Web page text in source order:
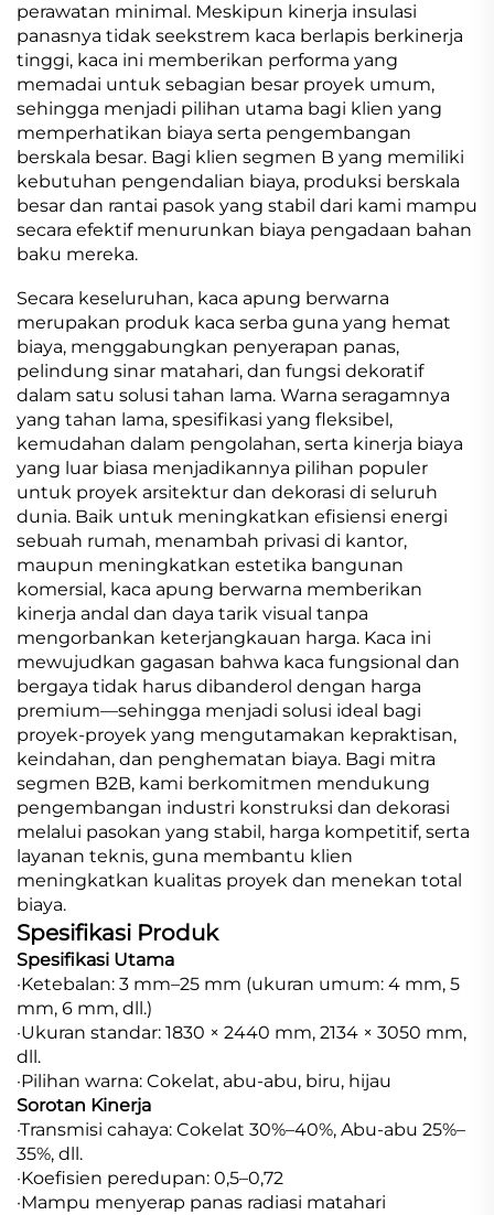
perawatan minimal. Meskipun kinerja insulasi
panasnya tidak seekstrem kaca berlapis berkinerja
tinggi, kaca ini memberikan performa yang
memadai untuk sebagian besar proyek umum,
sehingga menjadi pilihan utama bagi klien yang
memperhatikan biaya serta pengembangan
berskala besar. Bagi klien segmen B yang memiliki
kebutuhan pengendalian biaya, produksi berskala
besar dan rantai pasok yang stabil dari kami mampu
secara efektif menurunkan biaya pengadaan bahan
baku mereka.
Secara keseluruhan, kaca apung berwarna
merupakan produk kaca serba guna yang hemat
biaya, menggabungkan penyerapan panas,
pelindung sinar matahari, dan fungsi dekoratif
dalam satu solusi tahan lama. Warna seragamnya
yang tahan lama, spesifikasi yang fleksibel,
kemudahan dalam pengolahan, serta kinerja biaya
yang luar biasa menjadikannya pilihan populer
untuk proyek arsitektur dan dekorasi di seluruh
dunia. Baik untuk meningkatkan efisiensi energi
sebuah rumah, menambah privasi di kantor,
maupun meningkatkan estetika bangunan
komersial, kaca apung berwarna memberikan
kinerja andal dan daya tarik visual tanpa
mengorbankan keterjangkauan harga. Kaca ini
mewujudkan gagasan bahwa kaca fungsional dan
bergaya tidak harus dibanderol dengan harga
premium—sehingga menjadi solusi ideal bagi
proyek-proyek yang mengutamakan kepraktisan,
keindahan, dan penghematan biaya. Bagi mitra
segmen B2B, kami berkomitmen mendukung
pengembangan industri konstruksi dan dekorasi
melalui pasokan yang stabil, harga kompetitif, serta
layanan teknis, guna membantu klien
meningkatkan kualitas proyek dan menekan total
biaya.
Spesifikasi Produk
Spesifikasi Utama
·Ketebalan: 3 mm–25 mm (ukuran umum: 4 mm, 5
mm, 6 mm, dll.)
·Ukuran standar: 1830 × 2440 mm, 2134 × 3050 mm,
dll.
·Pilihan warna: Cokelat, abu-abu, biru, hijau
Sorotan Kinerja
·Transmisi cahaya: Cokelat 30%–40%, Abu-abu 25%–
35%, dll.
·Koefisien peredupan: 0,5–0,72
·Mampu menyerap panas radiasi matahari